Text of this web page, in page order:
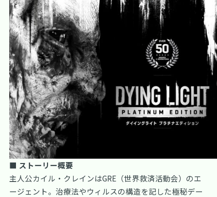
■ ストーリー概要
主人公カイル・クレインはGRE（世界救済活動会）のエ
ージェント。治療法やウィルスの構造を記した極秘デー